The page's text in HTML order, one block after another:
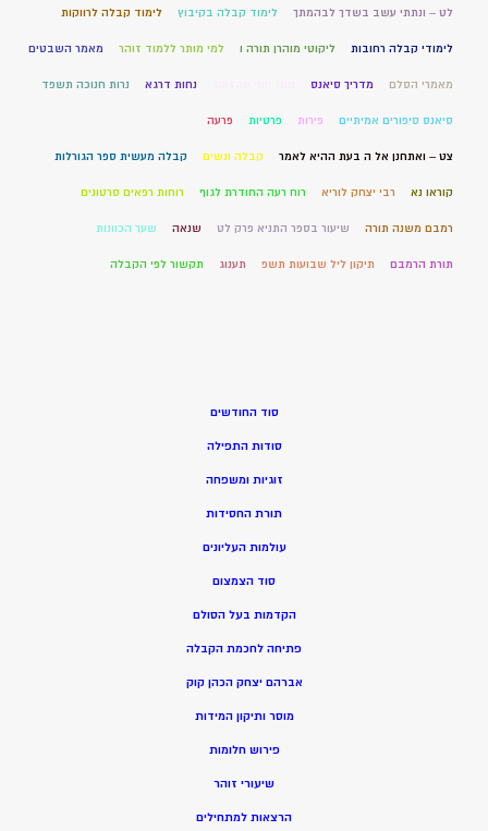
לט – ונתתי עשב בשדך לבהמתך לימוד קבלה בקיבוץ לימוד קבלה לרווקות
לימודי קבלה רחובות ליקוטי מוהרן תורה ו למי מותר ללמוד זוהר מאמר השבטים
מאמרי הסלם מדריך סיאנס נחות דרגא נרות חנוכה תשפד
סיאנס סיפורים אמיתיים פירות פרטיות פרעה
צט – ואתחנן אל ה בעת ההיא לאמר קבלה ונשים קבלה מעשית ספר הגורלות
קוראו נא רבי יצחק לוריא רוח רעה החודרת לגוף רוחות רפאים סרטונים
רמבם משנה תורה שיעור בספר התניא פרק לט שנאה שער הכוונות
תורת הרמבם תיקון ליל שבועות תשפ תענוג תקשור לפי הקבלה
סוד החודשים
סודות התפילה
זוגיות ומשפחה
תורת החסידות
עולמות העליונים
סוד הצמצום
הקדמות בעל הסולם
פתיחה לחכמת הקבלה
אברהם יצחק הכהן קוק
מוסר ותיקון המידות
פירוש חלומות
שיעורי זוהר
הרצאות למתחילים